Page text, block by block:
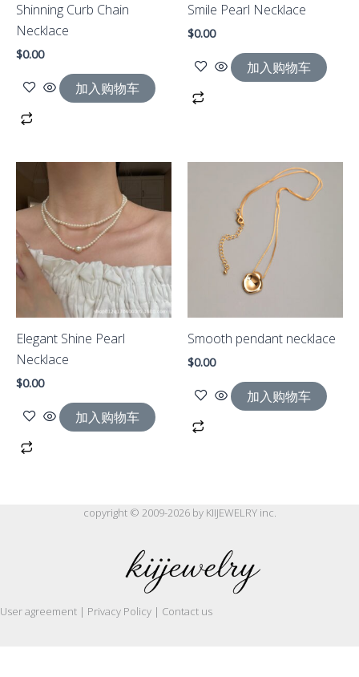
Shinning Curb Chain
Necklace
$0.00
加入购物车
Smile Pearl Necklace
$0.00
加入购物车
Elegant Shine Pearl
Necklace
$0.00
加入购物车
Smooth pendant necklace
$0.00
加入购物车
copyright © 2009-2026 by KIIJEWELRY inc.
User agreement | Privacy Policy | Contact us